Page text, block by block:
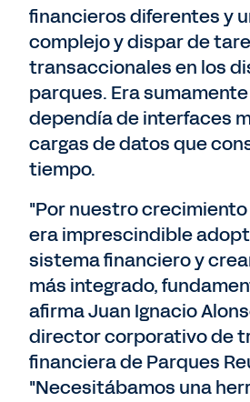
financieros diferentes y
complejo y dispar de
transaccionales en los
parques. Era
dependía de interfaces
cargas de datos que
tiempo.
"Por nuestro
era imprescindible
sistema financiero y
más integrado,
afirma Juan Ignacio
director corporativo de
financiera de Parques
"Necesitábamos una